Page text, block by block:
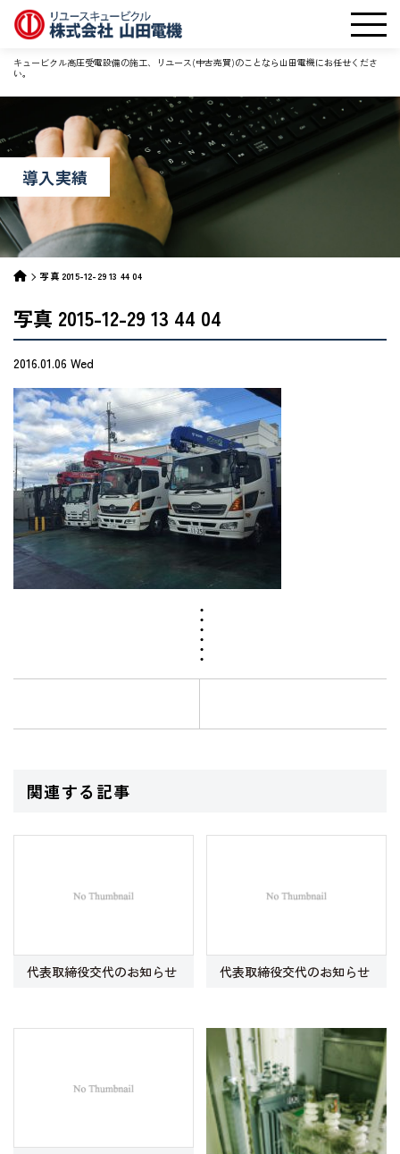
キュービクル高圧受電設備の施工、リユース(中古売買)のことなら山田電機にお任せくださ
い。
導入実績
写真 2015-12-29 13 44 04
写真 2015-12-29 13 44 04
2016.01.06 Wed
関連する記事
代表取締役交代のお知らせ 代表取締役交代のお知らせ